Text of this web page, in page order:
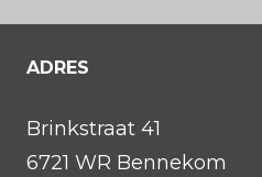
ADRES
Brinkstraat 41
6721 WR Bennekom